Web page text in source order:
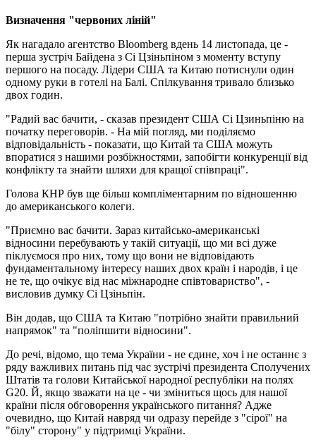
Визначення "червоних ліній"
Як нагадало агентство Bloomberg вдень 14 листопада, це -
перша зустріч Байдена з Сі Цзіньпіном з моменту вступу
першого на посаду. Лідери США та Китаю потиснули один
одному руки в готелі на Балі. Спілкування тривало близько
двох годин.
"Радий вас бачити, - сказав президент США Сі Цзиньпіню на
початку переговорів. - На мій погляд, ми поділяємо
відповідальність - показати, що Китай та США можуть
впоратися з нашими розбіжностями, запобігти конкуренції від
конфлікту та знайти шляхи для кращої співпраці".
Голова КНР був ще більш компліментарним по відношенню
до американського колеги.
"Приємно вас бачити. Зараз китайсько-американські
відносини перебувають у такій ситуації, що ми всі дуже
піклуємося про них, тому що вони не відповідають
фундаментальному інтересу наших двох країн і народів, і це
не те, що очікує від нас міжнародне співтовариство", -
висловив думку Сі Цзіньпін.
Він додав, що США та Китаю "потрібно знайти правильний
напрямок" та "поліпшити відносини".
До речі, відомо, що тема України - не єдине, хоч і не останнє з
ряду важливих питань під час зустрічі президента Сполучених
Штатів та голови Китайської народної республіки на полях
G20. Й, якщо зважати на це - чи зміниться щось для нашої
країни після обговорення українського питання? Адже
очевидно, що Китай навряд чи одразу перейде з "сірої" на
"білу" сторону" у підтримці України.